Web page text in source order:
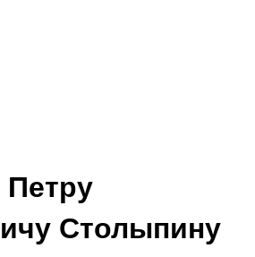
Столыпину